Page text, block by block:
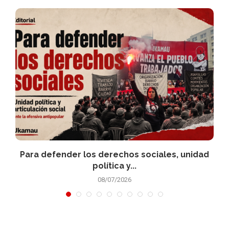
Para defender los derechos sociales, unidad
política y...
08/07/2026